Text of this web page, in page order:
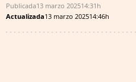
Publicada13 marzo 202514:31h
Actualizada13 marzo 202514:46h